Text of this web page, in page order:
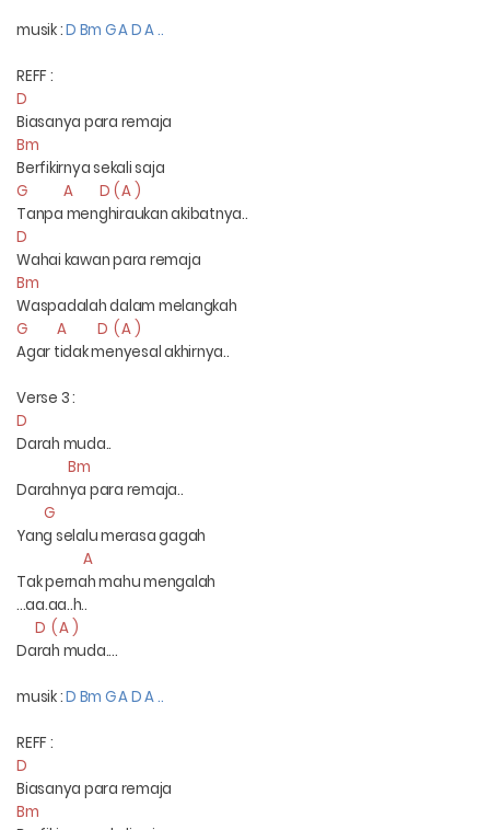
musik :D Bm G A D A ..
REFF :
D
Biasanya para remaja
Bm
Berfikirnya sekali saja
G A D ( A )
Tanpa menghiraukan akibatnya..
D
Wahai kawan para remaja
Bm
Waspadalah dalam melangkah
G A D ( A )
Agar tidak menyesal akhirnya..
Verse 3 :
D
Darah muda..
Bm
Darahnya para remaja..
G
Yang selalu merasa gagah
A
Tak pernah mahu mengalah
...aa.aa..h..
D ( A )
Darah muda....
musik :D Bm G A D A ..
REFF :
D
Biasanya para remaja
Bm